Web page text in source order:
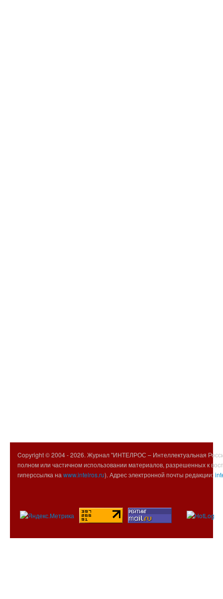
Copyright © 2004 -2026. Журнал "ИНТЕЛРОС – Интеллектуальная
полном или частичном использовании материалов, разрешенных к
гиперссылка на www.intelros.ru). Адрес электронной почты редакции: